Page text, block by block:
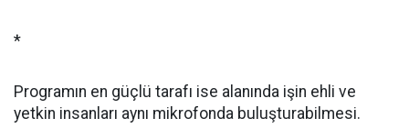
*
Programın en güçlü tarafı ise alanında işin ehli ve
yetkin insanları aynı mikrofonda buluşturabilmesi.